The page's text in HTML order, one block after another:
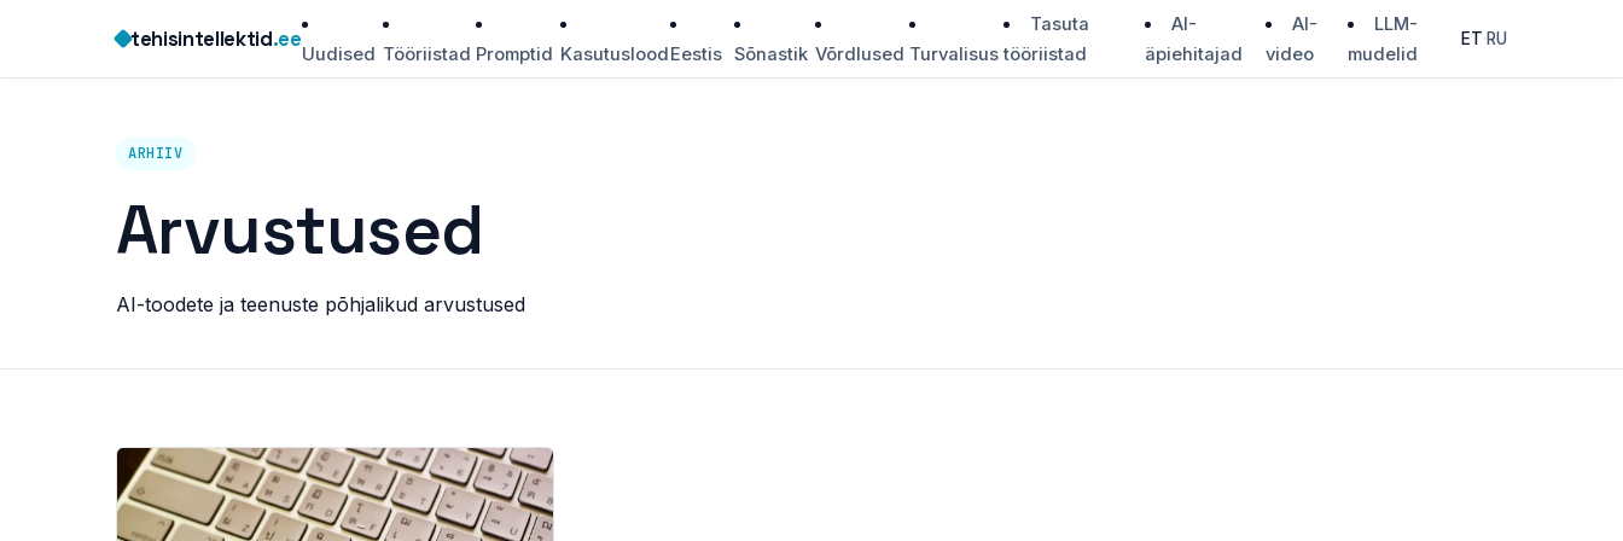
content
tehisintellektid.ee
Uudised Tööriistad Promptid KasutusloodEestis Sõnastik Võrdlused Turvalisus
Tasuta
tööriistad
AI-
äpiehitajad
AI-
video
LLM-
mudelid
ET·RU
ARHIIV
Arvustused
AI-toodete ja teenuste põhjalikud arvustused